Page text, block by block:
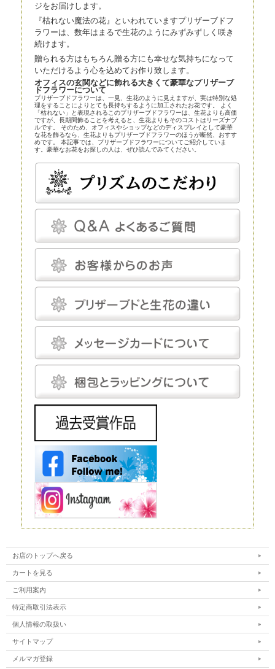
ジをお届けします。
『枯れない魔法の花』といわれていますプリザーブドフ
ラワーは、数年はまるで生花のようにみずみずしく咲き
続けます。
贈られる方はもちろん贈る方にも幸せな気持ちになって
いただけるよう心を込めてお作り致します。
オフィスの玄関などに飾れる大きくて豪華なプリザーブ
ドフラワーについて
プリザーブドフラワーは、一見、生花のように見えますが、実は特別な処
理をすることによりとても長持ちするように加工されたお花です。 よく
「枯れない」と表現されるこのプリザーブドフラワーは、生花よりも高価
ですが、長期間飾ることを考えると、生花よりもそのコストはリーズナブ
ルです。 そのため、オフィスやショップなどのディスプレイとして豪華
な花を飾るなら、生花よりもプリザーブドフラワーのほうが断然、おすす
めです。 本記事では、プリザーブドフラワーについてご紹介していま
す。豪華なお花をお探しの人は、ぜひ読んでみてください。
プリザーブドフラワーとほかの花の比較
プリザーブドフラワーは、近年、生花店の店頭にも並べられているので、
よく知らなくても目にしている人は多いかもしれません。まずはプリザー
ブドフラワーとほかの花とを比較してみましょう。
プリザーブドフラワー
プリザーブドフラワーは、一見、生花のように見える、人工的に加工され
ための作業も施されます。
プリザーブドフラワーは染色も可能です。そのため、生花にはありえない
るのですが、メンテナンスフリーというわけではありません。
温度と湿度に対してはデリケートで、これらについてはしっかり管理しな
いと、ヒビや色あせなどの発生を招きます。しかし、エアコンをつけっぱ
なしにして完全管理する必要はなく、気にしてあげる程度で十分です。
プリザーブドフラワーにとって最適な温度は18～25℃程度、湿度は30～
50％程度です。プリザーブドフラワーは基本的に「花」を加工したもの
で、茎は後付けになります。そのため、小さなお供え花から豪華なディス
プレイまで、さまざまな用途で使えます。
生花
ザーブドフラワーと比較するとなると「切り花」になるでしょう。生花の
魅力は、やはりその生命感です。
元々、寿命が短いということもあり、一生懸命手をかけても、多くの場
合、1～2週間で寿命を迎えてしまうことは生花の宿命ではありますが、
飾ることを考えるとデメリットだといえるでしょう。 生花は豪華なディ
スプレイとして使われることもありますが、お花の種類によってはとても
高価で、また、当然ながら長期間飾ることはできません。
造花は、実在するお花をモチーフにして作られる人工的なお花です。人工
ブドフラワーが原材料に生花を使うのに対し、造花は化学繊維やワイヤー
などを使いますので、まったく性質が異なります。
インテリアやフラワーアレンジメントにもよく利用されており、高いクオ
リティを持つ造花は、値段も高い代わりに驚くほど繊細です。それでも、
ルックスや質感については、やはりほかの花と比較するものではありませ
ん。 もちろん、何も手をかけなくても美しさを保ってくれるということ
は、この造花の大きなメリットだといえるでしょう。
ドライフラワー
ドライフラワーは、プリザーブドフラワー同様、生花から作られるお花で
す。文字どおり、生花を乾燥させたものがドライフラワーです。水分を抜
ことは、このドライフラワーの弱点だといえるでしょう。
お店のトップへ戻る
カートを見る
ご利用案内
特定商取引法表示
個人情報の取扱い
サイトマップ
メルマガ登録